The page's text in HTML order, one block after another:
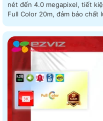
nét đến 4.0 megapixel, tiết kiệm, và
Full Color 20m, đảm bảo